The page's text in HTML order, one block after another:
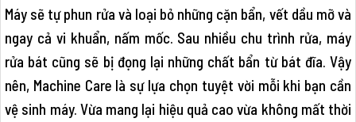
Máy sẽ tự phun rửa và loại bỏ những cặn bẩn, vết dầu mỡ và
ngay cả vi khuẩn, nấm mốc. Sau nhiều chu trình rửa, máy
rửa bát cũng sẽ bị đọng lại những chất bẩn từ bát đĩa. Vậy
nên, Machine Care là sự lựa chọn tuyệt vời mỗi khi bạn cần
vệ sinh máy. Vừa mang lại hiệu quả cao vừa không mất thời